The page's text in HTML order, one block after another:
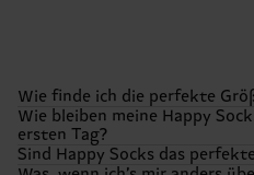
Wie finde ich die perfekte
Wir wollen, dass deine Füße
wie sie aussehen! Die meisten
Wie bleiben meine Happy
ersten Tag?
Sind Happy Socks das